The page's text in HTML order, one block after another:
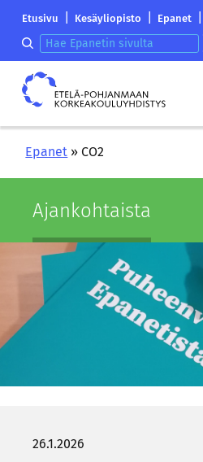
Etelä-
korkeakouluyhdistyksen
saapumissivu
Etusivu Kesäyliopisto Epanet
Hae epanetin sivulta
Etelä-
Pohjanmaan
Epanet »CO2
Ajan­koh­tais­ta
26.1.2026